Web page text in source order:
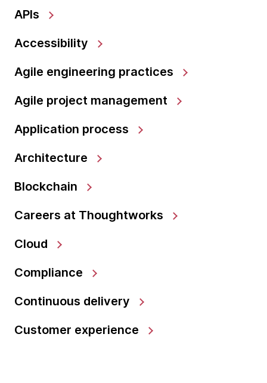
APIs
Accessibility
Agile engineering practices
Agile project management
Application process
Architecture
Blockchain
Careers at Thoughtworks
Cloud
Compliance
Continuous delivery
Customer experience